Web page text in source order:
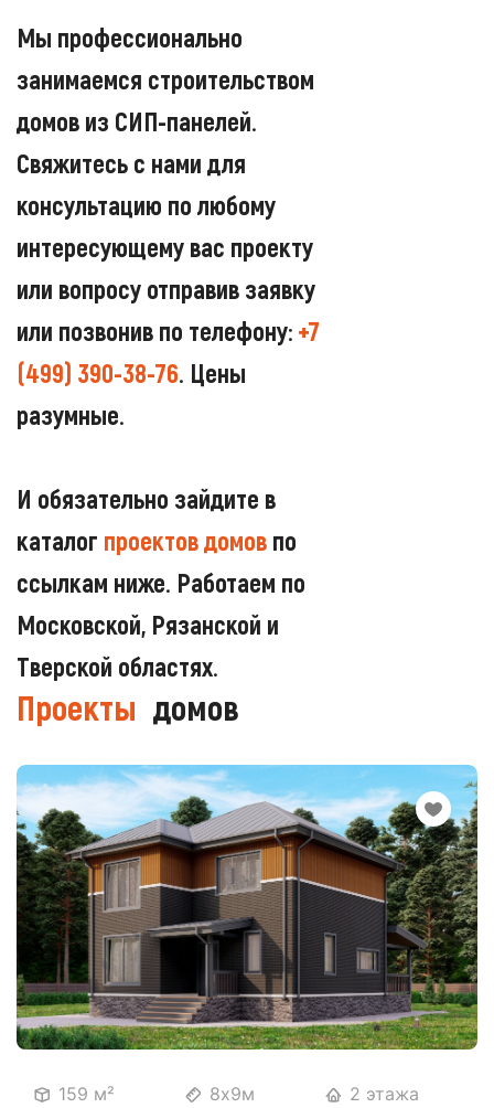
Мы профессионально
занимаемся строительством
домов из СИП-панелей.
Свяжитесь с нами для
консультацию по любому
интересующему вас проекту
или вопросу отправив заявку
или позвонив по телефону: +7
(499) 390-38-76. Цены
разумные.
И обязательно зайдите в
каталог проектов домов по
ссылкам ниже. Работаем по
Московской, Рязанской и
Тверской областях.
Проекты домов
159 м² 8х9м 2 этажа